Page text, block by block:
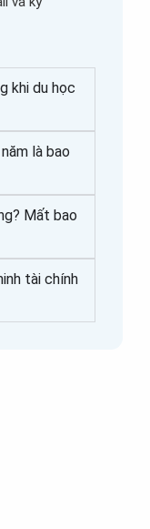
khi du học
là bao
Mất bao
tài chính